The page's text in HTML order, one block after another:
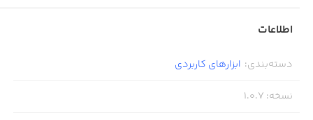
اطلاعات
دسته‌بندی: ابزار‌های کاربردی
نسخه:
1.0.7